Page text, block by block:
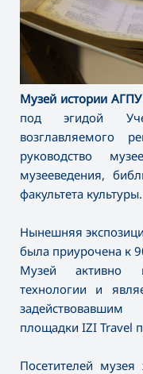
Музей истории АГПУ
под эгидой
возглавляемого
руководство
музееведения,
факультета культуры.
Нынешняя
была приурочена к
Музей активно
технологии и
площадки IZI Travel
Посетителей музея